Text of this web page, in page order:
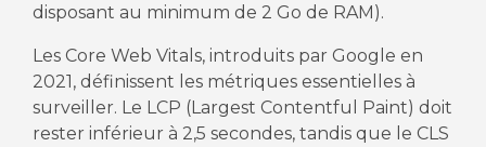
disposant au minimum de 2 Go de RAM).
Les Core Web Vitals, introduits par Google en
2021, définissent les métriques essentielles à
surveiller. Le LCP (Largest Contentful Paint) doit
rester inférieur à 2,5 secondes, tandis que le CLS